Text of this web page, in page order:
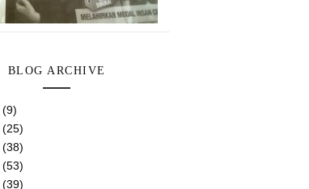
BLOG ARCHIVE
(9)
(25)
(38)
(53)
(39)